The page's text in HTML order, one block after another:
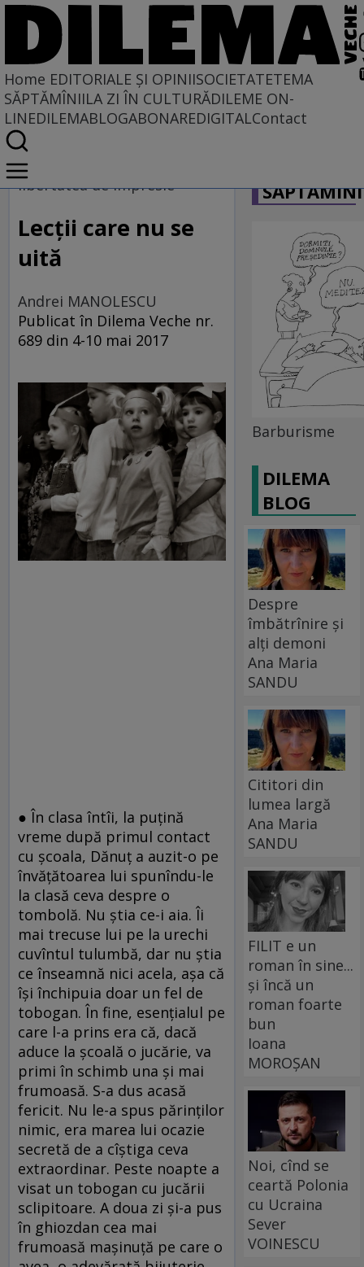
Home EDITORIALE ȘI OPINIISOCIETATETEMA
SĂPTĂMÎNIILA ZI ÎN CULTURĂDILEME ON-
LINEDILEMABLOGABONAREDIGITALContact
Home
EDITORIALE ȘI OPINII
libertatea de impresie
Lecţii care nu se
uită
Andrei MANOLESCU
Publicat în Dilema Veche nr.
689 din 4-10 mai 2017
● În clasa întîi, la puțină
vreme după primul contact
cu școala, Dănuț a auzit-o pe
învățătoarea lui spunîndu-le
la clasă ceva despre o
tombolă. Nu știa ce-i aia. Îi
mai trecuse lui pe la urechi
cuvîntul tulumbă, dar nu știa
ce înseamnă nici acela, așa că
își închipuia doar un fel de
tobogan. În fine, esențialul pe
care l-a prins era că, dacă
aduce la școală o jucărie, va
primi în schimb una și mai
frumoasă. S-a dus acasă
fericit. Nu le-a spus părinților
nimic, era marea lui ocazie
secretă de a cîștiga ceva
extraordinar. Peste noapte a
visat un tobogan cu jucării
sclipitoare. A doua zi și-a pus
în ghiozdan cea mai
frumoasă mașinuță pe care o
Barburisme
DILEMA
BLOG
Despre
îmbătrînire și
alți demoni
Ana Maria
SANDU
Cititori din
lumea largă
Ana Maria
SANDU
FILIT e un
roman în sine...
și încă un
roman foarte
bun
Ioana
MOROȘAN
Noi, cînd se
ceartă Polonia
cu Ucraina
Sever
VOINESCU